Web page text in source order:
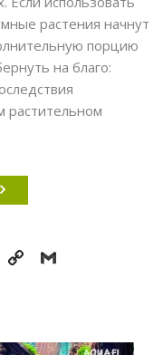
растения начнут
порцию
на благо:
растительном
VK
Copy